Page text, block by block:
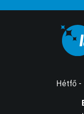
Hétfő -